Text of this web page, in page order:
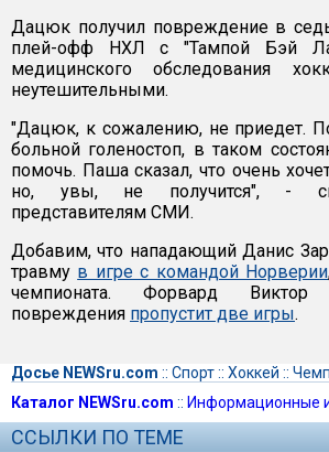
Дацюк получил повреждение в
плей-офф НХЛ с "Тампой Бэй
медицинского обследования
неутешительными.
"Дацюк, к сожалению, не приедет.
больной голеностоп, в таком
помочь. Паша сказал, что очень
но, увы, не получится", -
представителям СМИ.
Добавим, что нападающий Данис
травму в игре с командой Норверии
чемпионата. Форвард
повреждения пропустит две игры.
Досье NEWSru.com :: Спорт:: Хоккей ::
Каталог NEWSru.com :: Информационные
ССЫЛКИ ПО ТЕМЕ